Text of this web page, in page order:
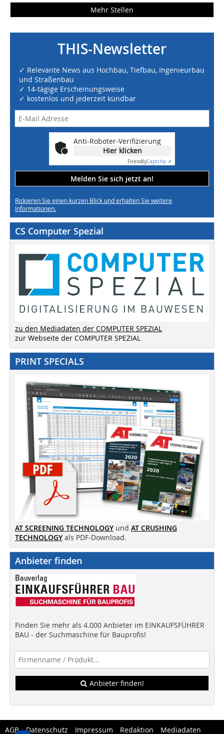
Mehr Stellen
THIS-Newsletter
✓ Relevante News aus Hochbau, Tiefbau, Ingenieurbau
und Straßenbau
✓ 14-tägige Erscheinungsweise
✓ kostenlos und jederzeit kündbar
Anti-Roboter-Verifizierung
Hier klicken
FriendlyCaptcha ⇗
Melden Sie sich jetzt an!
Riskieren Sie einen kurzen Blick und erhalten Sie weitere
Informationen.
CS Computer Spezial
zu den Mediadaten der COMPUTER SPEZIAL
zur Webseite der COMPUTER SPEZIAL
PRINT SPECIALS
AT SCREENING TECHNOLOGY und AT CRUSHING
TECHNOLOGY als PDF-Download.
Anbieter finden
Finden Sie mehr als 4.000 Anbieter im EINKAUFSFÜHRER
BAU - der Suchmaschine für Bauprofis!
Anbieter finden!
AGB Datenschutz Impressum Redaktion Mediadaten